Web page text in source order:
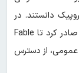
دانستند. در
نهایت، دونالد ترامپ مجوز کنترل‌های صادراتی را صادر کرد تا Fable
عمومی، از دسترس